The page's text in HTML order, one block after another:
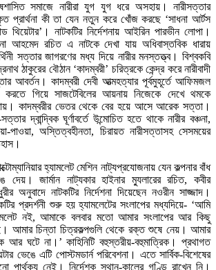
সমাজে নারীরা যুগ যুগ ধরে অসহায়। নারীসত্তার
প্রার্থনা কী তা যেন নতুন করে খোঁজ করছে ‘সাধনা আর্টস
থিয়েটার’। নাটকটির নির্দেশনায় আইরিন পারভীন লোপা।
আহমেদ রচিত এ নাটকে দেখা যায় অধিবাস্তবিক ধারায়
সত্তার জাগরণের মধ্য দিয়ে নারীর মনস্তত্ত্ব। বিশ্বকবি
ঠাকুরের বৌঠান ‘কাদম্বরী’ চরিত্রকে কেন্দ্র করে নারীবাদী
আবর্তন। কাদম্বরী দেবী আত্মহত্যার পূর্বমুহূর্তে আফিমজল
করতে গিয়ে সাজটেবিলের আয়নায় নিজেকে দেখে থমকে
কাদম্বরীর ভেতর থেকে বের হয়ে আসে আরেক সত্তা।
দ্বান্দ্বিক ঘূর্ণাবর্তে উন্মোচিত হতে থাকে নারীর বঞ্চনা,
পাওয়া, অস্তিত্বহীনতা, চিরায়ত নারীসত্তাসহ সেসময়ের
হ্যামলেট মেশিন নাট্যপ্রযোজনায় যেন কল্পনার বাঁধ
দেয়। জার্মান নাট্যকার হাইনার ম্যুলারের রচিত, কবীর
অনুবাদে নাটকটির নির্দেশনা দিয়েছেন নওরীন সাজ্জাদ।
প্রদর্শনী শুরু হয় হ্যামলেটের সংলাপের মধ্যদিয়ে- ‘আমি
নই, আমাকে বলবার মতো আমার সংলাপের আর কিছু
আমার চিন্তা চিত্রকল্পগুলি থেকে রক্ত শুষে নেয়। আমার
আর ঘটে না।’ কাহিনিটি বহুস্তরীয়-বহুমাত্রিক। প্রথাগত
ভেঙে এটি পোস্টমডার্ন পরিবেশনা। এতে সার্বিক-বিশেষের
পার্থক্য নেই। নির্দেশক স্থান-কালের গণ্ডি রাখেন নি।